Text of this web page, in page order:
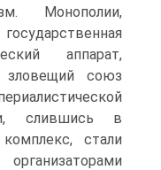
Монополии,
аппарат,
зловещий союз
слившись в
стали